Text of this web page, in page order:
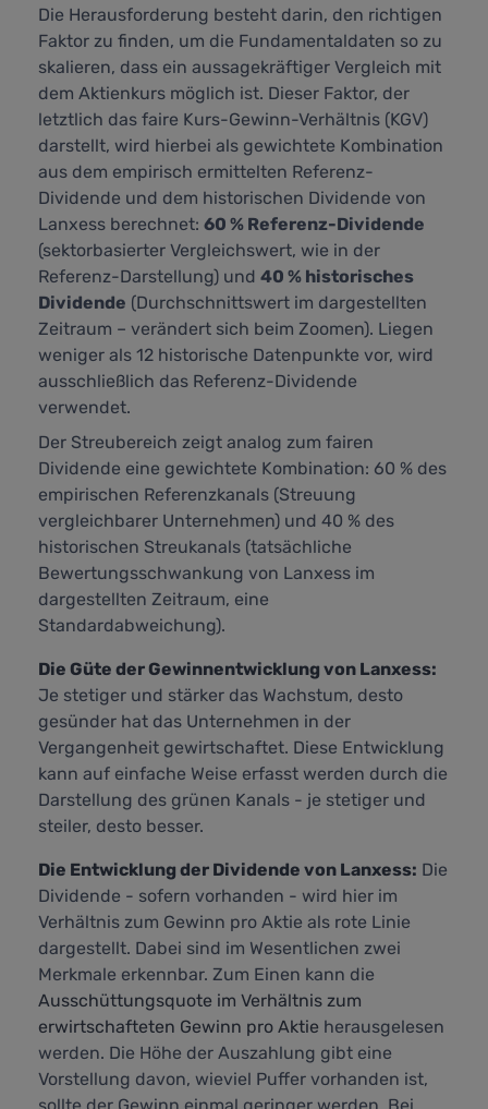
Die Herausforderung besteht darin, den richtigen
Faktor zu finden, um die Fundamentaldaten so zu
skalieren, dass ein aussagekräftiger Vergleich mit
dem Aktienkurs möglich ist. Dieser Faktor, der
letztlich das faire Kurs-Gewinn-Verhältnis (KGV)
darstellt, wird hierbei als gewichtete Kombination
aus dem empirisch ermittelten Referenz-
Dividende und dem historischen Dividende von
Lanxess berechnet: 60 % Referenz-Dividende
(sektorbasierter Vergleichswert, wie in der
Referenz-Darstellung) und 40 % historisches
Dividende (Durchschnittswert im dargestellten
Zeitraum – verändert sich beim Zoomen). Liegen
weniger als 12 historische Datenpunkte vor, wird
ausschließlich das Referenz-Dividende
verwendet.
Der Streubereich zeigt analog zum fairen
Dividende eine gewichtete Kombination: 60 % des
empirischen Referenzkanals (Streuung
vergleichbarer Unternehmen) und 40 % des
historischen Streukanals (tatsächliche
Bewertungsschwankung von Lanxess im
dargestellten Zeitraum, eine
Standardabweichung).
Die Güte der Gewinnentwicklung von Lanxess:
Je stetiger und stärker das Wachstum, desto
gesünder hat das Unternehmen in der
Vergangenheit gewirtschaftet. Diese Entwicklung
kann auf einfache Weise erfasst werden durch die
Darstellung des grünen Kanals - je stetiger und
steiler, desto besser.
Die Entwicklung der Dividende von Lanxess: Die
Dividende - sofern vorhanden - wird hier im
Verhältnis zum Gewinn pro Aktie als rote Linie
dargestellt. Dabei sind im Wesentlichen zwei
Merkmale erkennbar. Zum Einen kann die
Ausschüttungsquote im Verhältnis zum
erwirtschafteten Gewinn pro Aktie herausgelesen
werden. Die Höhe der Auszahlung gibt eine
Vorstellung davon, wieviel Puffer vorhanden ist,